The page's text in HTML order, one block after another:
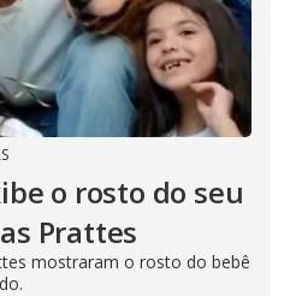
o rosto do seu
Prattes
mostraram o rosto do bebê